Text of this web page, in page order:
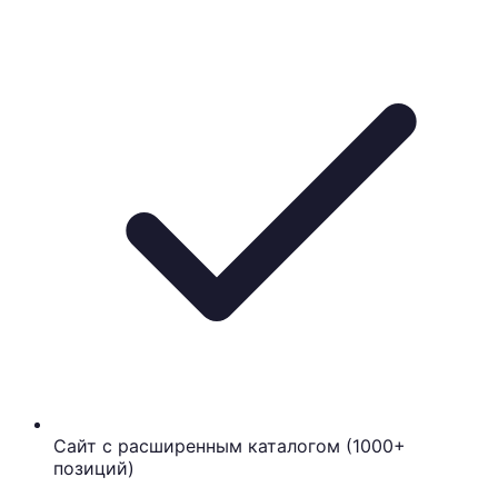
Сайт с расширенным каталогом (1000+
позиций)